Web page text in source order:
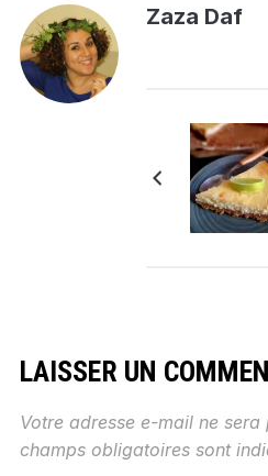
Zaza Daf
LAISSER UN
Votre adresse e-mail ne sera
champs obligatoires sont